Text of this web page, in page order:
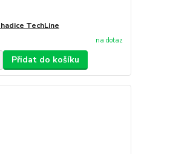
TechLine
na dotaz
Přidat do košíku